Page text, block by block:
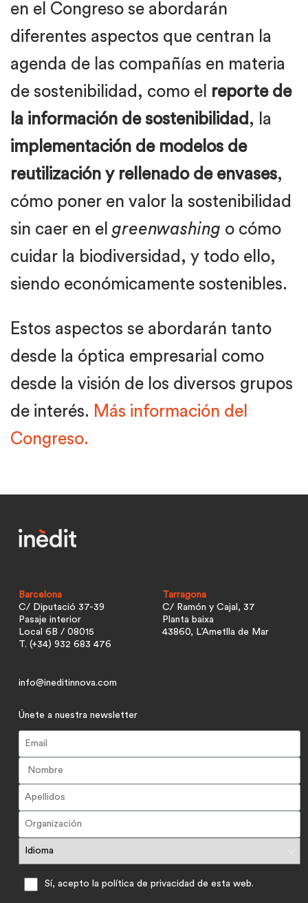
en el Congreso se abordarán
diferentes aspectos que centran la
agenda de las compañías en materia
de sostenibilidad, como el reporte de
la información de sostenibilidad, la
implementación de modelos de
reutilización y rellenado de envases,
cómo poner en valor la sostenibilidad
sin caer en el greenwashing o cómo
cuidar la biodiversidad, y todo ello,
siendo económicamente sostenibles.
Estos aspectos se abordarán tanto
desde la óptica empresarial como
desde la visión de los diversos grupos
de interés. Más información del
Congreso.
Barcelona
C/ Diputació 37-39
Pasaje interior
Local 6B / 08015
T. (+34) 932 683 476
info@ineditinnova.com
Tarragona
C/ Ramón y Cajal, 37
Planta baixa
43860, L’Ametlla de Mar
Únete a nuestra newsletter
Sí, acepto la política de privacidad de esta web.